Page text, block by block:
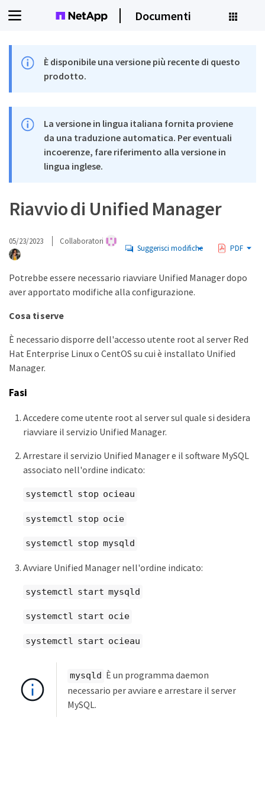
Documenti
È disponibile una versione più recente di questo
prodotto.
La versione in lingua italiana fornita proviene
da una traduzione automatica. Per eventuali
incoerenze, fare riferimento alla versione in
lingua inglese.
Riavvio di Unified Manager
05/23/2023 Collaboratori
Suggerisci modifiche PDF
Potrebbe essere necessario riavviare Unified Manager dopo
aver apportato modifiche alla configurazione.
Cosa ti serve
È necessario disporre dell'accesso utente root al server Red
Hat Enterprise Linux o CentOS su cui è installato Unified
Manager.
Fasi
Accedere come utente root al server sul quale si desidera
riavviare il servizio Unified Manager.
Arrestare il servizio Unified Manager e il software MySQL
associato nell'ordine indicato:
systemctl stop ocieau
systemctl stop ocie
systemctl stop mysqld
Avviare Unified Manager nell'ordine indicato:
systemctl start mysqld
systemctl start ocie
systemctl start ocieau
mysqld È un programma daemon
necessario per avviare e arrestare il server
MySQL.